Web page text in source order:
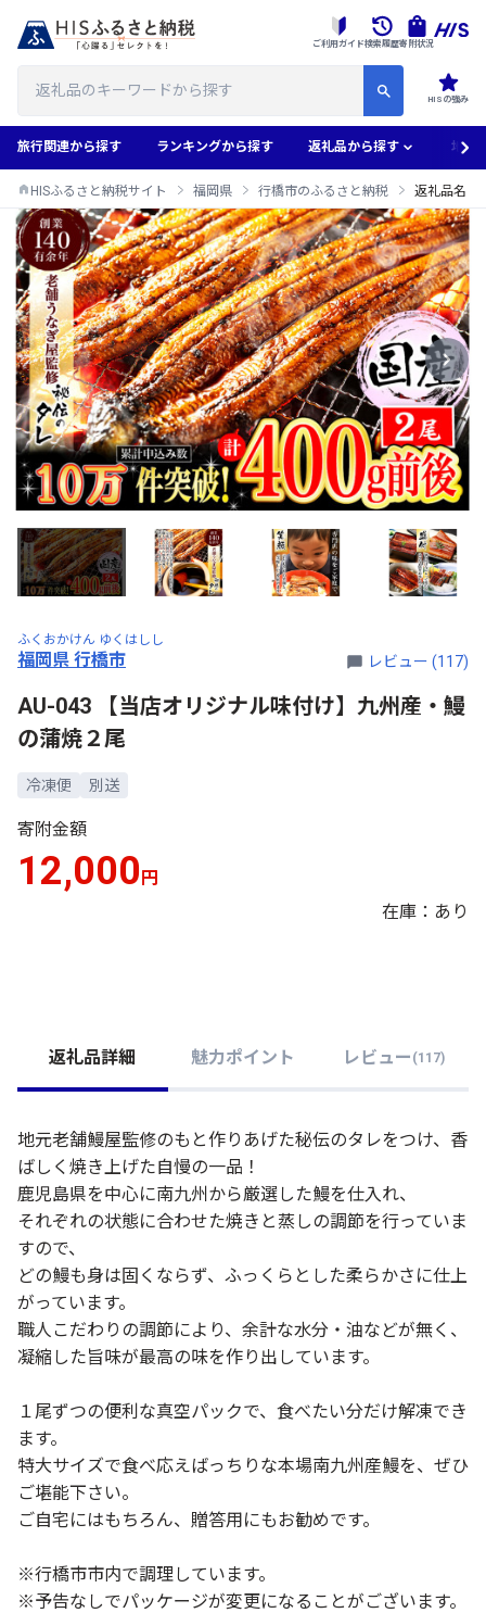
HISの強み
ご利用ガイド検索履歴寄附状況
旅行関連から探す ランキングから探す 返礼品から探す 地域
HISふるさと納税サイト 福岡県 行橋市のふるさと納税 返礼品名
ふくおかけん ゆくはしし
福岡県 行橋市 レビュー (117)
AU-043 【当店オリジナル味付け】九州産・鰻
の蒲焼２尾
冷凍便 別送
寄附金額
12,000 円
在庫：あり
返礼品詳細 魅力ポイント レビュー (117)
地元老舗鰻屋監修のもと作りあげた秘伝のタレをつけ、香
ばしく焼き上げた自慢の一品！
鹿児島県を中心に南九州から厳選した鰻を仕入れ、
それぞれの状態に合わせた焼きと蒸しの調節を行っていま
すので、
どの鰻も身は固くならず、ふっくらとした柔らかさに仕上
がっています。
職人こだわりの調節により、余計な水分・油などが無く、
凝縮した旨味が最高の味を作り出しています。
１尾ずつの便利な真空パックで、食べたい分だけ解凍でき
ます。
特大サイズで食べ応えばっちりな本場南九州産鰻を、ぜひ
ご堪能下さい。
ご自宅にはもちろん、贈答用にもお勧めです。
※行橋市市内で調理しています。
※予告なしでパッケージが変更になることがございます。